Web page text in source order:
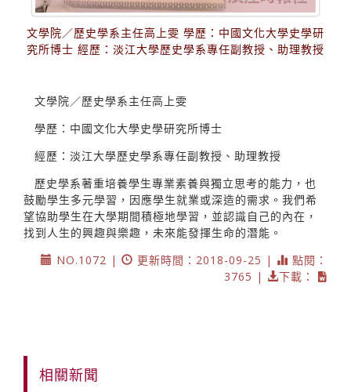
文學院／歷史學系主任高上雯 學歷：中國文化大學史學研
究所博士 經歷：淡江大學歷史學系專任副教授、助理教授
文學院／歷史學系主任高上雯
學歷：中國文化大學史學研究所博士
經歷：淡江大學歷史學系專任副教授、助理教授
歷史學系著重培養學生專業素養與獨立思考的能力，也
鼓勵學生多元學習，因應學生就業或深造的需求。我們希
望協助學生在大學期間積極地學習，並認識自己的內在，
找到人生的興趣與樂趣，未來能發揮生命的潛能。
NO.1072 |
更新時間：2018-09-25 |
點閱：
3765 |
下載：
相關新聞